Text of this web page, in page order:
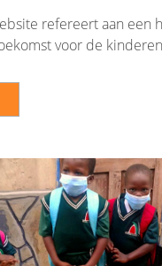
refereert aan een
voor de kinderen